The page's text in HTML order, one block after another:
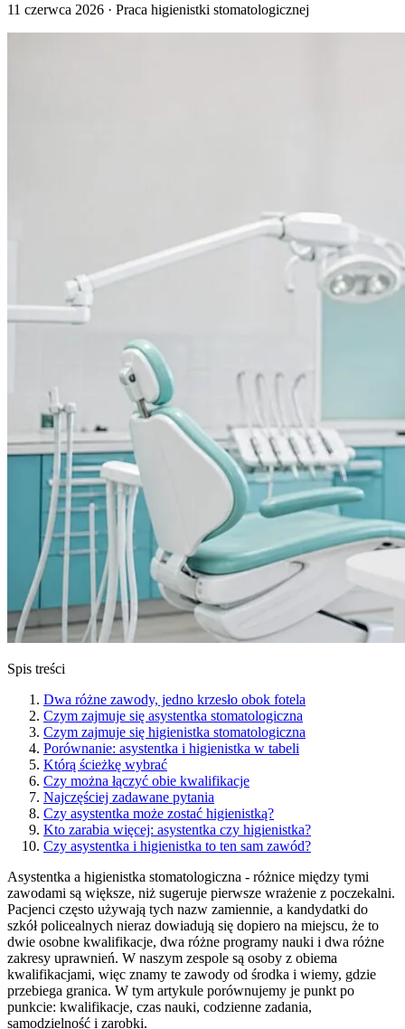
11 czerwca 2026 · Praca higienistki stomatologicznej
Spis treści
Dwa różne zawody, jedno krzesło obok fotela
Czym zajmuje się asystentka stomatologiczna
Czym zajmuje się higienistka stomatologiczna
Porównanie: asystentka i higienistka w tabeli
Którą ścieżkę wybrać
Czy można łączyć obie kwalifikacje
Najczęściej zadawane pytania
Czy asystentka może zostać higienistką?
Kto zarabia więcej: asystentka czy higienistka?
Czy asystentka i higienistka to ten sam zawód?
Asystentka a higienistka stomatologiczna - różnice między tymi
zawodami są większe, niż sugeruje pierwsze wrażenie z poczekalni.
Pacjenci często używają tych nazw zamiennie, a kandydatki do
szkół policealnych nieraz dowiadują się dopiero na miejscu, że to
dwie osobne kwalifikacje, dwa różne programy nauki i dwa różne
zakresy uprawnień. W naszym zespole są osoby z obiema
kwalifikacjami, więc znamy te zawody od środka i wiemy, gdzie
przebiega granica. W tym artykule porównujemy je punkt po
punkcie: kwalifikacje, czas nauki, codzienne zadania,
samodzielność i zarobki.